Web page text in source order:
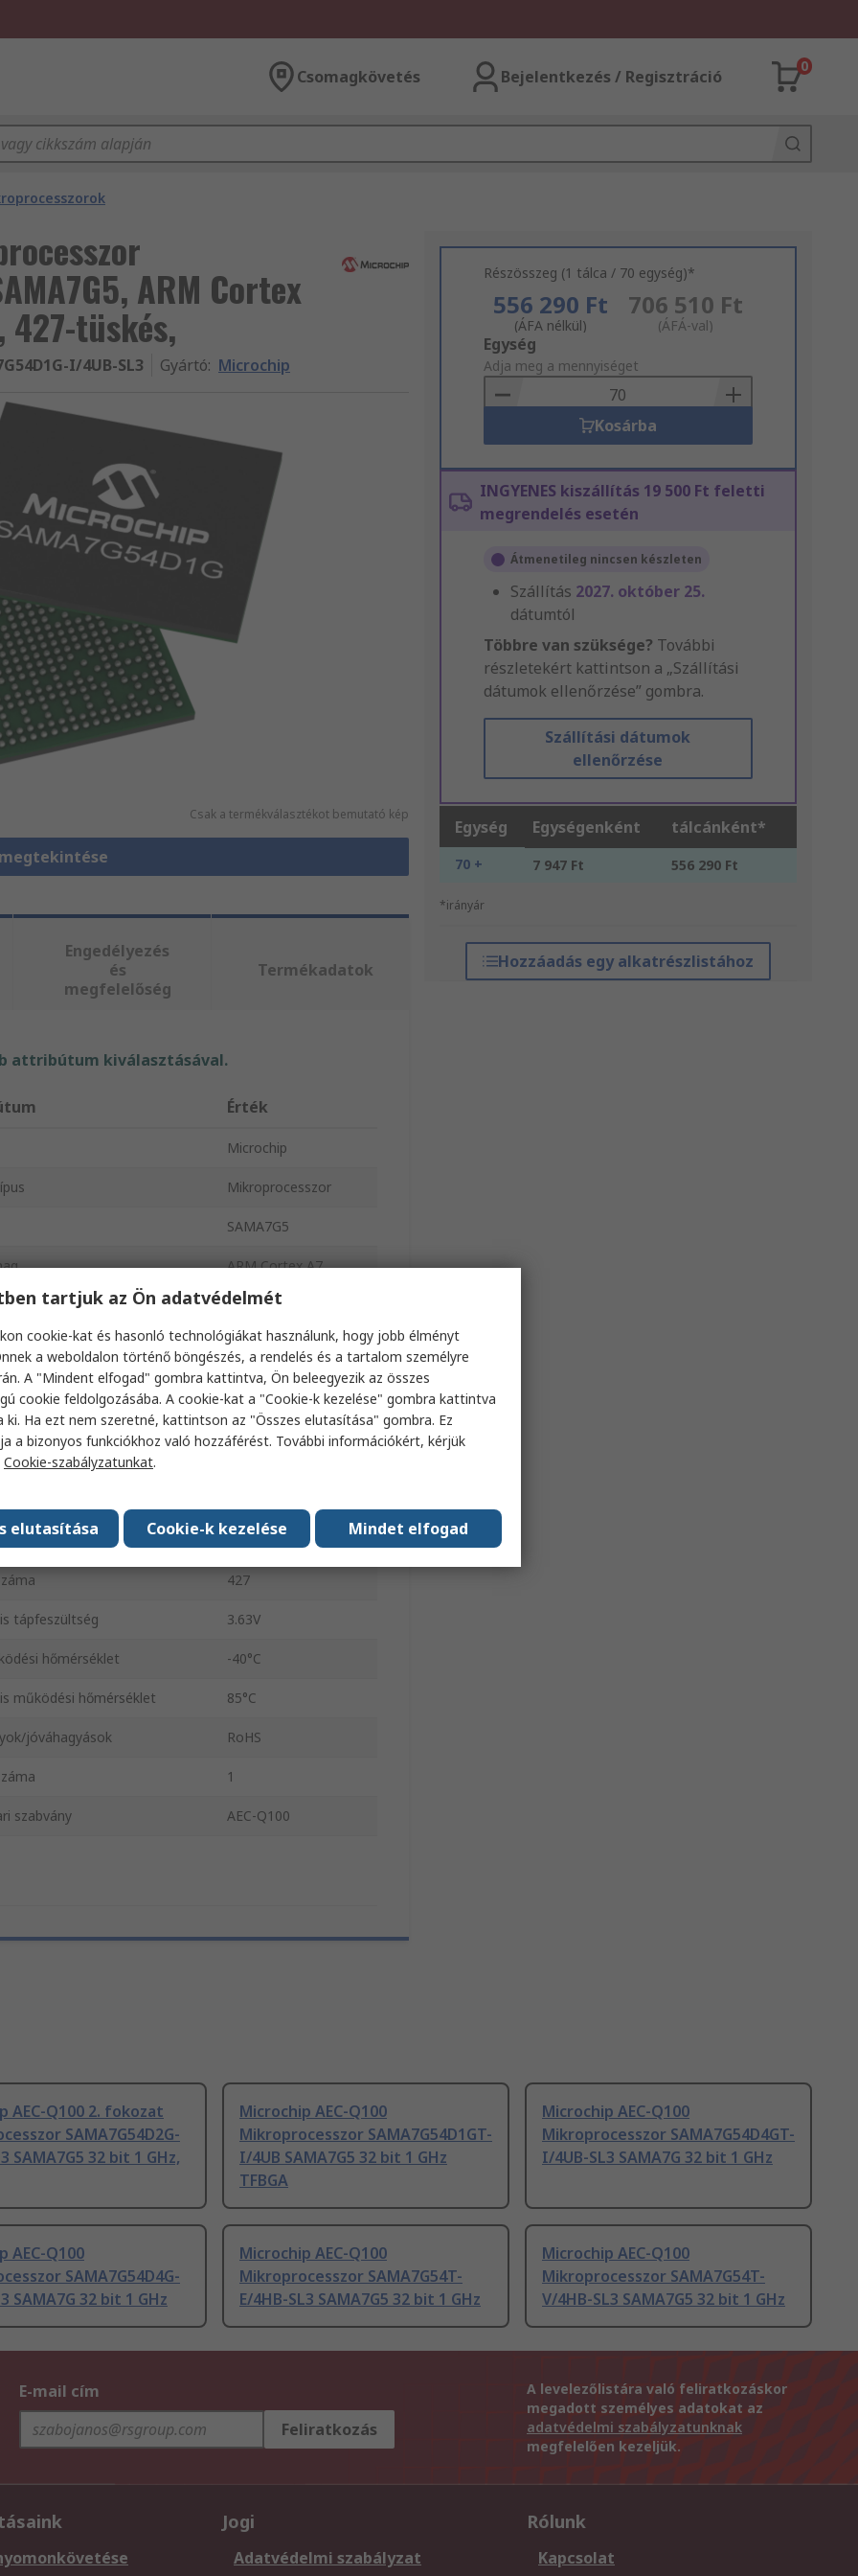
Csomagkövetés Bejelentkezés / Regisztráció
0
ARM Cortex
427-tüskés,
I/4UB-SL3 Gyártó: Microchip
Csak a termékválasztékot bemutató kép
Részösszeg (1 tálca / 70 egység)*
556 290 Ft
(ÁFA nélkül)
706 510 Ft
(ÁFÁ-val)
Add
to
Basket
Egység
Adja meg a mennyiséget
Kosárba
INGYENES kiszállítás 19 500 Ft feletti
megrendelés esetén
Átmenetileg nincsen készleten
Szállítás 2027. október 25.
dátumtól
Többre van szüksége? További
részletekért kattintson a „Szállítási
dátumok ellenőrzése” gombra.
Szállítási dátumok
ellenőrzése
Egység Egységenként tálcánként*
70 + 7 947 Ft 556 290 Ft
*irányár
Hozzáadás egy alkatrészlistához
Engedélyezés
és
megfelelőség
Termékadatok
attribútum kiválasztásával.
Érték
Microchip
Mikroprocesszor
SAMA7G5
ARM Cortex A7
szélessége 32bit
architektúrája ARM V7-A
óra frekvencia 1GHz
típusa CAN FD, Ethernet
típusa
427
tápfeszültség 3.63V
hőmérséklet -40°C
működési hőmérséklet 85°C
jóváhagyások RoHS
1
szabvány AEC-Q100
AEC-Q100 2. fokozat
SAMA7G54D2G-
SAMA7G5 32 bit 1 GHz,
Microchip AEC-Q100
Mikroprocesszor SAMA7G54D1GT-
I/4UB SAMA7G5 32 bit 1 GHz
TFBGA
Microchip AEC-Q100
Mikroprocesszor SAMA7G54D4GT-
I/4UB-SL3 SAMA7G 32 bit 1 GHz
AEC-Q100
SAMA7G54D4G-
SAMA7G 32 bit 1 GHz
Microchip AEC-Q100
Mikroprocesszor SAMA7G54T-
E/4HB-SL3 SAMA7G5 32 bit 1 GHz
Microchip AEC-Q100
Mikroprocesszor SAMA7G54T-
V/4HB-SL3 SAMA7G5 32 bit 1 GHz
E-mail cím
Feliratkozás
A levelezőlistára való feliratkozáskor
megadott személyes adatokat az
adatvédelmi szabályzatunknak
megfelelően kezeljük.
Jogi
Adatvédelmi szabályzat
Rólunk
Kapcsolat
tartjuk az Ön adatvédelmét
cookie-kat és hasonló technológiákat használunk, hogy jobb élményt
a weboldalon történő böngészés, a rendelés és a tartalom személyre
A "Mindent elfogad" gombra kattintva, Ön beleegyezik az összes
cookie feldolgozásába. A cookie-kat a "Cookie-k kezelése" gombra kattintva
ki. Ha ezt nem szeretné, kattintson az "Összes elutasítása" gombra. Ez
a bizonyos funkciókhoz való hozzáférést. További információkért, kérjük
Cookie-szabályzatunkat.
Mindet elfogad
Cookie-k kezelése
elutasítása